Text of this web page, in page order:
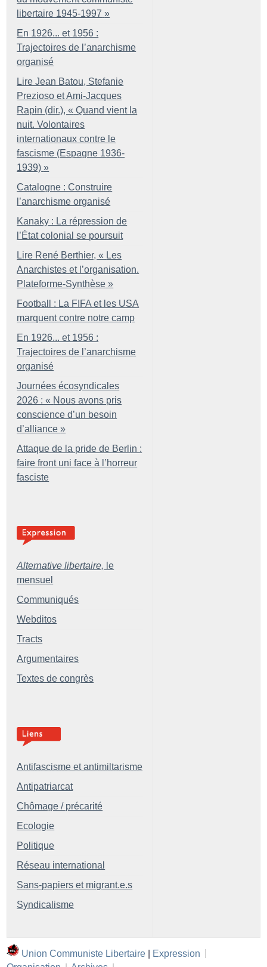
libertaire 1945-1997 »
En 1926... et 1956 :
Trajectoires de l’anarchisme
organisé
Lire Jean Batou, Stefanie
Prezioso et Ami-Jacques
Rapin (dir.), « Quand vient la
nuit. Volontaires
internationaux contre le
fascisme (Espagne 1936-
1939) »
Catalogne : Construire
l’anarchisme organisé
Kanaky : La répression de
l’État colonial se poursuit
Lire René Berthier, « Les
Anarchistes et l’organisation.
Plateforme-Synthèse »
Football : La FIFA et les USA
marquent contre notre camp
En 1926... et 1956 :
Trajectoires de l’anarchisme
organisé
Journées écosyndicales
2026 : « Nous avons pris
conscience d’un besoin
d’alliance »
Attaque de la pride de Berlin :
faire front uni face à l’horreur
fasciste
Alternative libertaire, le
mensuel
Communiqués
Webditos
Tracts
Argumentaires
Textes de congrès
Antifascisme et antimiltarisme
Antipatriarcat
Chômage / précarité
Ecologie
Politique
Réseau international
Sans-papiers et migrant.e.s
Syndicalisme
Union Communiste Libertaire | Expression